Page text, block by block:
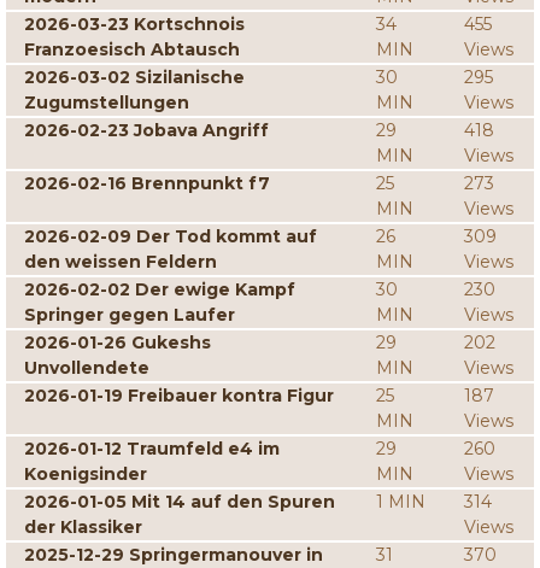
2026-03-23 Kortschnois
Franzoesisch Abtausch
34
MIN
455
Views
2026-03-02 Sizilanische
Zugumstellungen
30
MIN
295
Views
2026-02-23 Jobava Angriff
29
MIN
418
Views
2026-02-16 Brennpunkt f7
25
MIN
273
Views
2026-02-09 Der Tod kommt auf
den weissen Feldern
26
MIN
309
Views
2026-02-02 Der ewige Kampf
Springer gegen Laufer
30
MIN
230
Views
2026-01-26 Gukeshs
Unvollendete
29
MIN
202
Views
2026-01-19 Freibauer kontra Figur
25
MIN
187
Views
2026-01-12 Traumfeld e4 im
Koenigsinder
29
MIN
260
Views
2026-01-05 Mit 14 auf den Spuren
der Klassiker
1 MIN
314
Views
2025-12-29 Springermanouver in
31
370